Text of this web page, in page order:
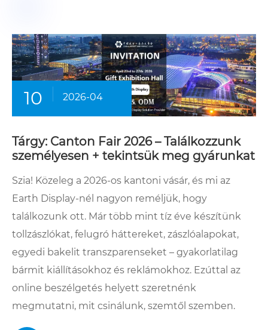
10 2026-04
Tárgy: Canton Fair 2026 – Találkozzunk
személyesen + tekintsük meg gyárunkat
Szia! Közeleg a 2026-os kantoni vásár, és mi az
Earth Display-nél nagyon reméljük, hogy
találkozunk ott. Már több mint tíz éve készítünk
tollzászlókat, felugró háttereket, zászlóalapokat,
egyedi bakelit transzparenseket – gyakorlatilag
bármit kiállításokhoz és reklámokhoz. Ezúttal az
online beszélgetés helyett szeretnénk
megmutatni, mit csinálunk, szemtől szemben.